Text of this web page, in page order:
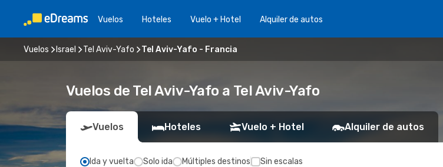
Vuelos Hoteles Vuelo + Hotel Alquiler de autos
Vuelos Israel Tel Aviv-Yafo Tel Aviv-Yafo - Francia
Vuelos de Tel Aviv-Yafo a Tel Aviv-Yafo
Vuelos Hoteles Vuelo + Hotel Alquiler de autos
Ida y vuelta Solo ida Múltiples destinos Sin escalas